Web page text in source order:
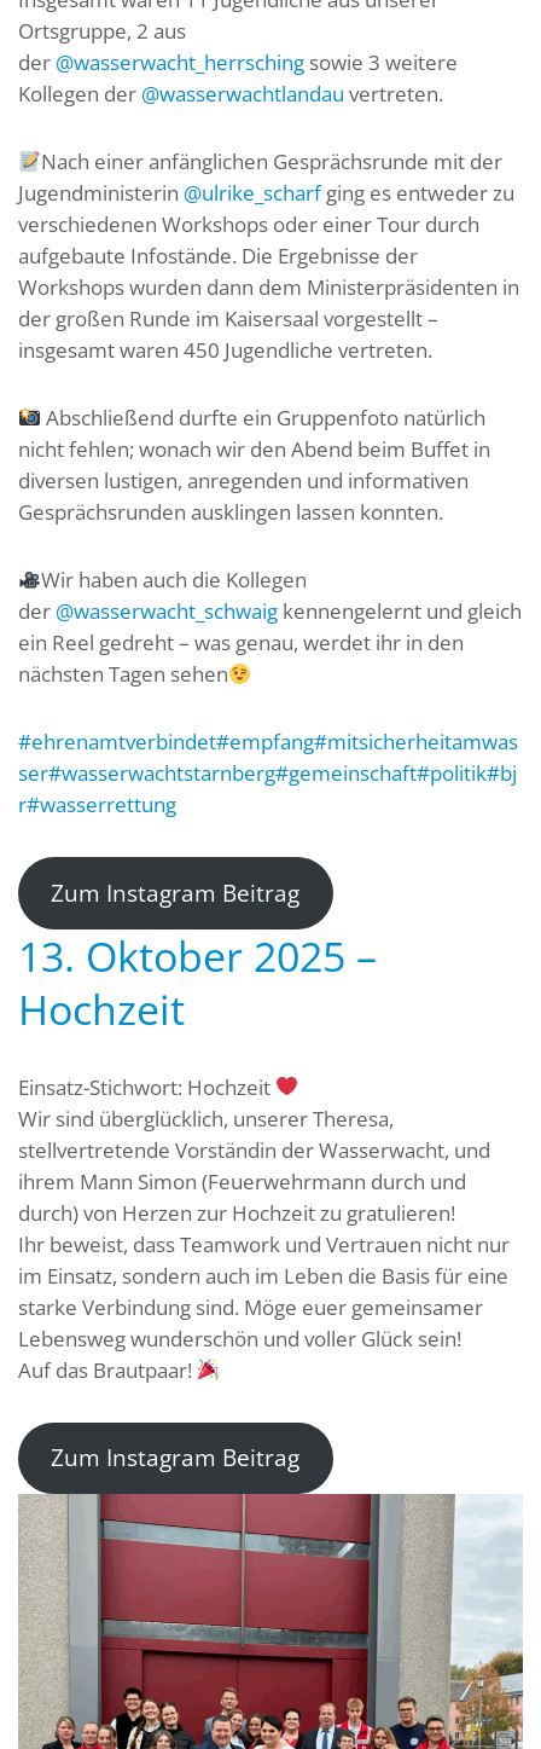
Ortsgruppe, 2 aus
der @wasserwacht_herrsching sowie 3 weitere
Kollegen der @wasserwachtlandau vertreten.
Nach einer anfänglichen Gesprächsrunde mit der
Jugendministerin @ulrike_scharfging es entweder zu
verschiedenen Workshops oder einer Tour durch
aufgebaute Infostände. Die Ergebnisse der
Workshops wurden dann dem Ministerpräsidenten in
der großen Runde im Kaisersaal vorgestellt –
insgesamt waren 450 Jugendliche vertreten.
Abschließend durfte ein Gruppenfoto natürlich
nicht fehlen; wonach wir den Abend beim Buffet in
diversen lustigen, anregenden und informativen
Gesprächsrunden ausklingen lassen konnten.
Wir haben auch die Kollegen
der @wasserwacht_schwaig kennengelernt und gleich
ein Reel gedreht – was genau, werdet ihr in den
nächsten Tagen sehen
#ehrenamtverbindet#empfang#mitsicherheitamwas
ser#wasserwachtstarnberg#gemeinschaft#politik#bj
r#wasserrettung
Zum Instagram Beitrag
13. Oktober 2025 –
Hochzeit
Einsatz-Stichwort: Hochzeit
​Wir sind überglücklich, unserer Theresa,
stellvertretende Vorständin der Wasserwacht, und
ihrem Mann Simon (Feuerwehrmann durch und
durch) von Herzen zur Hochzeit zu gratulieren!
​Ihr beweist, dass Teamwork und Vertrauen nicht nur
im Einsatz, sondern auch im Leben die Basis für eine
starke Verbindung sind. Möge euer gemeinsamer
Lebensweg wunderschön und voller Glück sein!
​Auf das Brautpaar!
Zum Instagram Beitrag